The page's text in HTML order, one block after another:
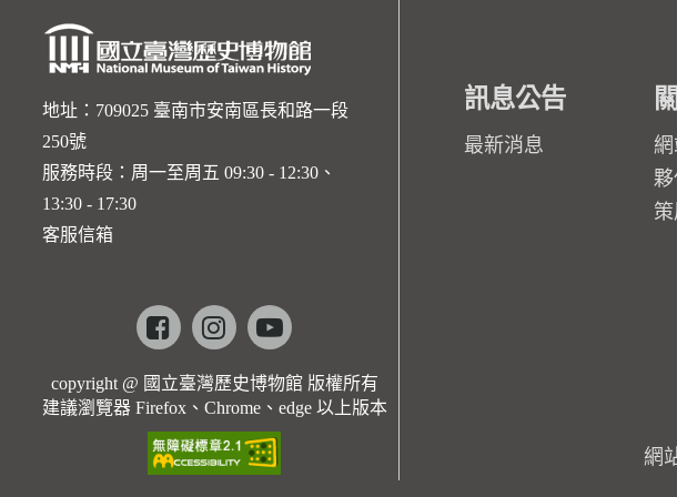
地址：709025 臺南市安南區長和路一段
250號
服務時段：周一至周五 09:30 - 12:30、
13:30 - 17:30
客服信箱
Facebookinstagramyoutube
copyright @ 國立臺灣歷史博物館 版權所有
建議瀏覽器 Firefox、Chrome、edge 以上版本
訊息公告
最新消息
網